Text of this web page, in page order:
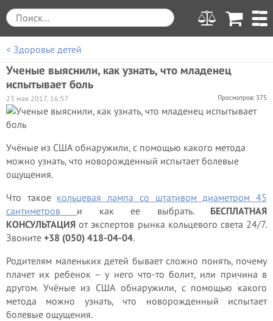
< Здоровье детей
Ученые выяснили, как узнать, что младенец
испытывает боль
Просмотров: 375
23 мая 2017, 16:57
Учёные из США обнаружили, с помощью какого метода
можно узнать, что новорожденный испытает болевые
ощущения.
Что такое кольцевая лампа со штативом диаметром 45
сантиметров и как ее выбрать. БЕСПЛАТНАЯ
КОНСУЛЬТАЦИЯ от экспертов рынка кольцевого света 24/7.
Звоните +38 (050) 418-04-04.
Родителям маленьких детей бывает сложно понять, почему
плачет их ребенок – у него что-то болит, или причина в
другом. Учёные из США обнаружили, с помощью какого
метода можно узнать, что новорожденный испытает
болевые ощущения.